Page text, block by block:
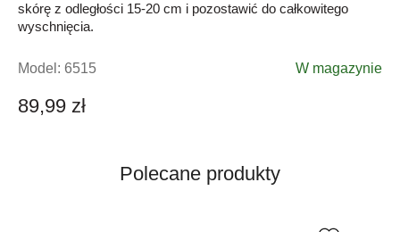
W magazynie
Model: 6515
89,99 zł
skórę z odległości 15-20 cm i pozostawić do całkowitego
wyschnięcia.
Polecane produkty